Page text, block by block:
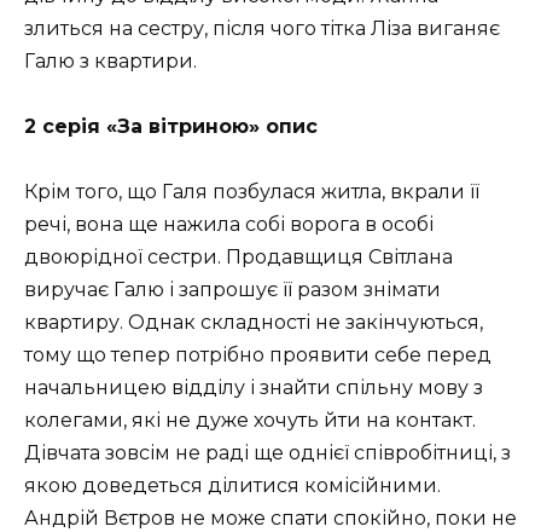
злиться на сестру, після чого тітка Ліза виганяє
Галю з квартири.
2 серія «За вітриною» опис
Крім того, що Галя позбулася житла, вкрали її
речі, вона ще нажила собі ворога в особі
двоюрідної сестри. Продавщиця Світлана
виручає Галю і запрошує її разом знімати
квартиру. Однак складності не закінчуються,
тому що тепер потрібно проявити себе перед
начальницею відділу і знайти спільну мову з
колегами, які не дуже хочуть йти на контакт.
Дівчата зовсім не раді ще однієї співробітниці, з
якою доведеться ділитися комісійними.
Андрій Вєтров не може спати спокійно, поки не